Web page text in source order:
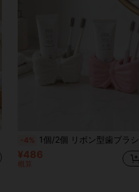
-4% 1個/2個 リボン型歯ブラシ&歯磨き粉ホルダー、2色ピンクホワイトリボン バスルーム収納ラック、クリーム色ミニマリスト カウンタートップ歯ブラシオーガナイザー、ホームバスルームデコレーション
¥486
概算